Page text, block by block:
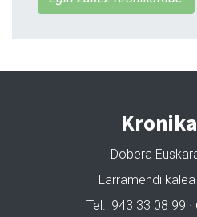
Dobera
Larramendi
Tel.: 943 33 08 99 ·